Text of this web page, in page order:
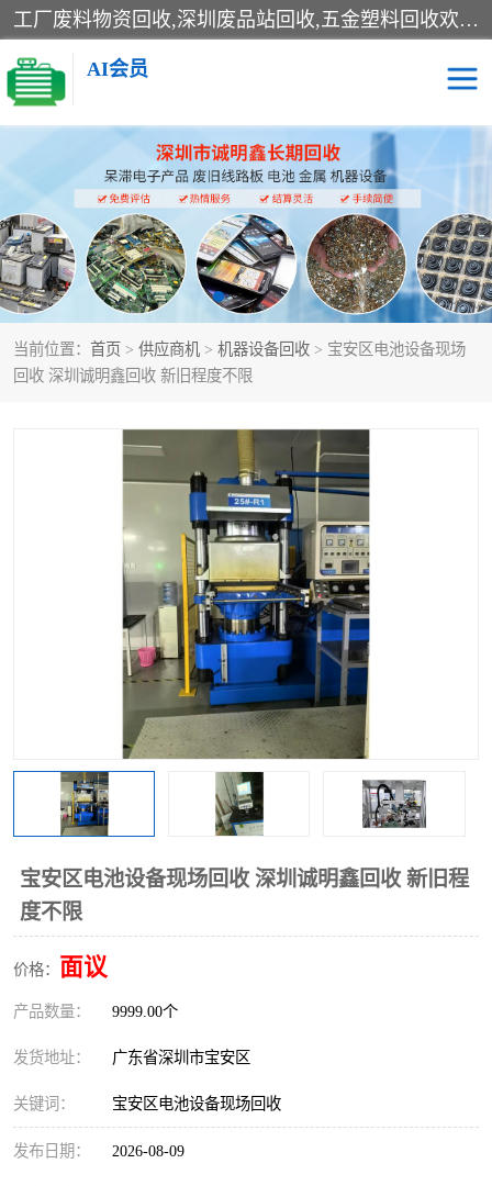
工厂废料物资回收,深圳废品站回收,五金塑料回收欢迎有金属、塑料、电子、电线、废旧设备、废铜、锡渣、线路板、镀银废料、废IC、电子零件、电子脚，等其他废旧物资的单位及个人联系洽谈。对提供息者我们可以提供优厚的业务提成（佣金）。
AI会员
当前位置： 首页 > 供应商机 > 机器设备回收 > 宝安区电池设备现场
回收 深圳诚明鑫回收 新旧程度不限
宝安区电池设备现场回收 深圳诚明鑫回收 新旧程
度不限
价格： 面议
产品数量： 9999.00个
发货地址： 广东省深圳市宝安区
关键词： 宝安区电池设备现场回收
发布日期： 2026-08-09
线路板回收 电子回收
电子产品回收 电池回收
金属回收 机器设备回收